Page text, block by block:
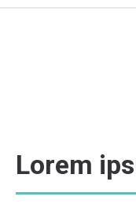
Lorem